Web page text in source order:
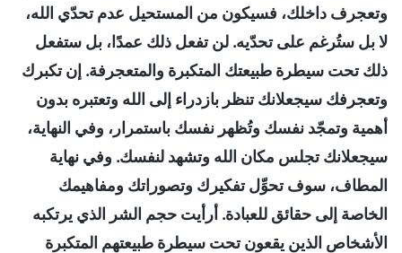
وتعجرف داخلك، فسيكون من المستحيل عدم تحدّي الله،
لا بل ستُرغم على تحدّيه. لن تفعل ذلك عمدًا، بل ستفعل
ذلك تحت سيطرة طبيعتك المتكبرة والمتعجرفة. إن تكبرك
وتعجرفك سيجعلانك تنظر بازدراء إلى الله وتعتبره بدون
أهمية وتمجّد نفسك وتُظهر نفسك باستمرار، وفي النهاية،
سيجعلانك تجلس مكان الله وتشهد لنفسك. وفي نهاية
المطاف، سوف تحوِّل تفكيرك وتصوراتك ومفاهيمك
الخاصة إلى حقائق للعبادة. أرأيت حجم الشر الذي يرتكبه
الأشخاص الذين يقعون تحت سيطرة طبيعتهم المتكبرة